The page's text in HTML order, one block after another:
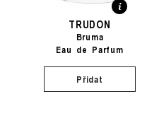
TRUDON
Bruma
Eau de Parfum
Přidat